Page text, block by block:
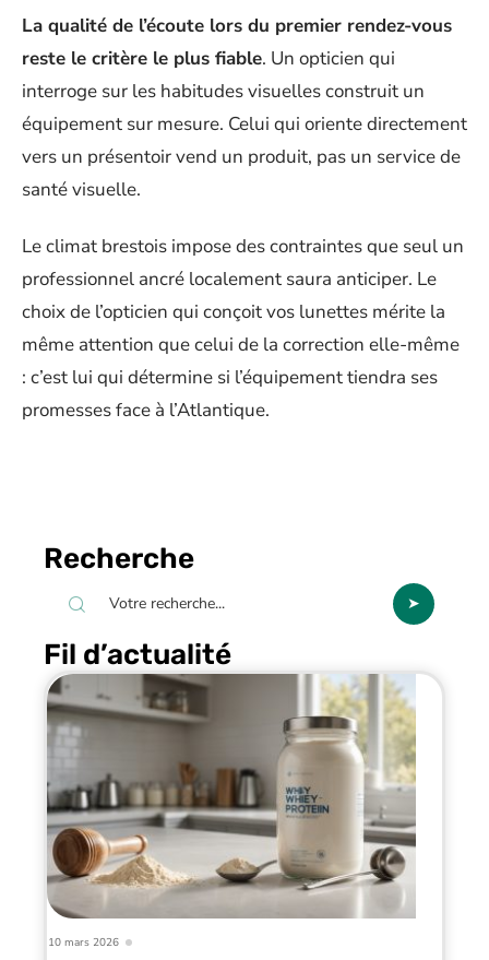
La qualité de l’écoute lors du premier rendez-vous
reste le critère le plus fiable. Un opticien qui
interroge sur les habitudes visuelles construit un
équipement sur mesure. Celui qui oriente directement
vers un présentoir vend un produit, pas un service de
santé visuelle.
Le climat brestois impose des contraintes que seul un
professionnel ancré localement saura anticiper. Le
choix de l’opticien qui conçoit vos lunettes mérite la
même attention que celui de la correction elle-même
: c’est lui qui détermine si l’équipement tiendra ses
promesses face à l’Atlantique.
Recherche
Fil d’actualité
10 mars 2026